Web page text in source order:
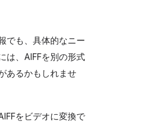
でも、具体的なニー
は、AIFFを別の形式
あるかもしれませ
をビデオに変換で